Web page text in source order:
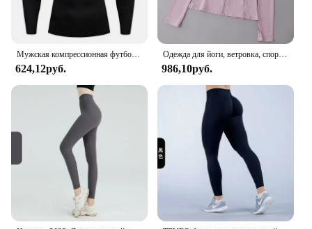
Мужская компрессионная футболка для бега с длинными рукавами, спортивные футболки, толстовка для тренажерного зала и фитнеса, мужской спортивный костюм для бега, спортивная рубашка, топы
624,12руб.
Одежда для йоги, ветровка, спортивная одежда, Женский свитшот с длинным рукавом для бега, спортивные куртки, топы, женские топы для тренировок, одежда для активного отдыха
986,10руб.